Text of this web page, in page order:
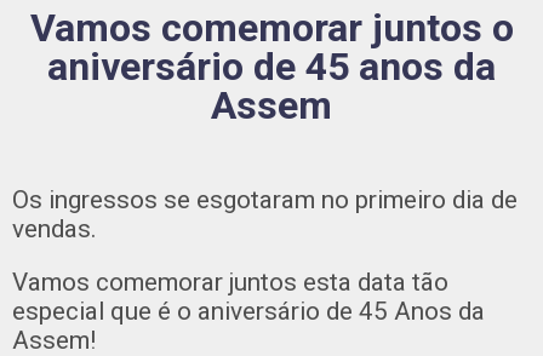
Vamos comemorar juntos o
aniversário de 45 anos da
Assem
Os ingressos se esgotaram no primeiro dia de
vendas.
Vamos comemorar juntos esta data tão
especial que é o aniversário de 45 Anos da
Assem!